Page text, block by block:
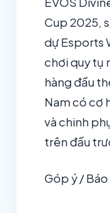
Cup 2025,
dự Esports
chơi quy tụ
hàng đầu
Nam có cơ
và chinh
trên đấu
Góp ý / Báo